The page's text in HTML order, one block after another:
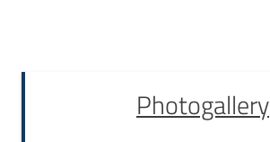
Photogallery